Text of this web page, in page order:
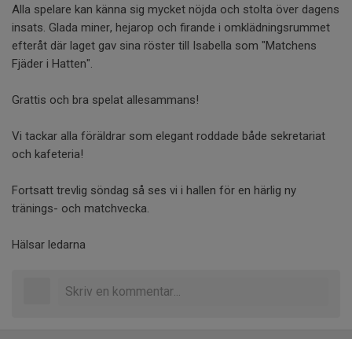
Alla spelare kan känna sig mycket nöjda och stolta över dagens
insats. Glada miner, hejarop och firande i omklädningsrummet
efteråt där laget gav sina röster till Isabella som "Matchens
Fjäder i Hatten".
Grattis och bra spelat allesammans!
Vi tackar alla föräldrar som elegant roddade både sekretariat
och kafeteria!
Fortsatt trevlig söndag så ses vi i hallen för en härlig ny
tränings- och matchvecka.
Hälsar ledarna